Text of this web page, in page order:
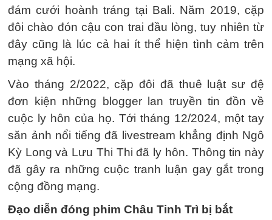
đám cưới hoành tráng tại Bali. Năm 2019, cặp
đôi chào đón cậu con trai đầu lòng, tuy nhiên từ
đây cũng là lúc cả hai ít thể hiện tình cảm trên
mạng xã hội.
Vào tháng 2/2022, cặp đôi đã thuê luật sư đệ
đơn kiện những blogger lan truyền tin đồn về
cuộc ly hôn của họ. Tới tháng 12/2024, một tay
săn ảnh nổi tiếng đã livestream khẳng định Ngô
Kỳ Long và Lưu Thi Thi đã ly hôn. Thông tin này
đã gây ra những cuộc tranh luận gay gắt trong
cộng đồng mạng.
Đạo diễn đóng phim Châu Tinh Trì bị bắt